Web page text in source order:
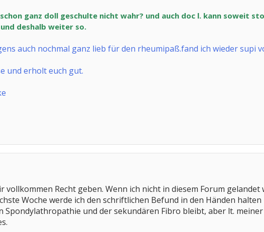
ganz doll geschulte nicht wahr? und auch doc l. kann soweit
deshalb weiter so.
auch nochmal ganz lieb für den rheumipaß.fand ich wieder supi
und erholt euch gut.
vollkommen Recht geben. Wenn ich nicht in diesem Forum
Woche werde ich den schriftlichen Befund in den Händen
Spondylathropathie und der sekundären Fibro bleibt, aber lt.